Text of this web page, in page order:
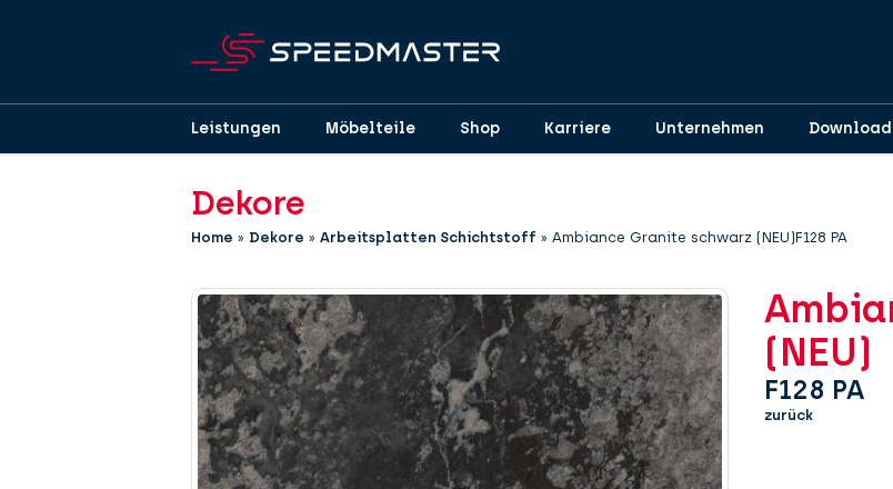
Leistungen Möbelteile Shop Karriere Unternehmen
Dekore
Home » Dekore » Arbeitsplatten Schichtstoff » Ambiance Granite schwarz (NEU)F128 PA
(NEU)
F128 PA
zurück